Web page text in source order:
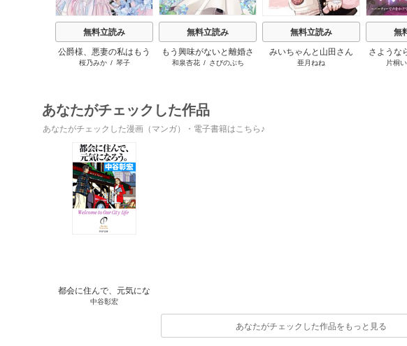
無料立読み
公爵様、悪妻の私はもう
放っておいてください
桜乃みか/ 琴子
無料立読み
もう興味がないと離婚さ
れた令嬢の意外と楽しい
和泉杏花/ さびのぶち
無料立読み
みいちゃんと山田さん
亜月ねね
無
さような
活 ～パー
片桐
あなたがチェックした作品
あなたがチェックした漫画（マンガ）・電子書籍はこちら♪
都会に住んで、元気にな
ろう。
中谷彰宏
あなたがチェックした作品をもっと見る